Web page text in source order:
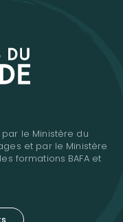
le Ministère du
et par le Ministère
formations BAFA et